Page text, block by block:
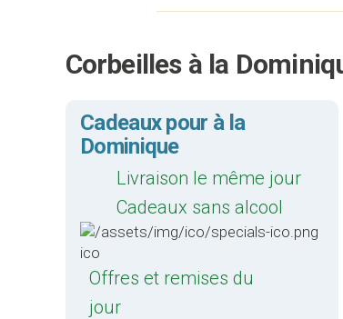
Corbeilles à la
Cadeaux pour à la
Dominique
Livraison le même jour
Cadeaux sans alcool
Offres et remises du
jour